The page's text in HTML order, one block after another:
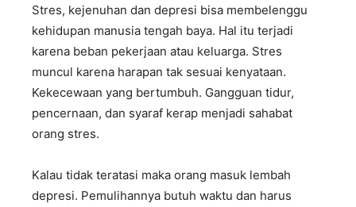
Stres, kejenuhan dan depresi bisa membelenggu
kehidupan manusia tengah baya. Hal itu terjadi
karena beban pekerjaan atau keluarga. Stres
muncul karena harapan tak sesuai kenyataan.
Kekecewaan yang bertumbuh. Gangguan tidur,
pencernaan, dan syaraf kerap menjadi sahabat
orang stres.
Kalau tidak teratasi maka orang masuk lembah
depresi. Pemulihannya butuh waktu dan harus